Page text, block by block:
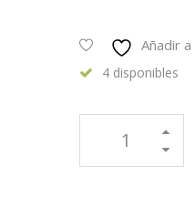
Añadir
4 disponibles